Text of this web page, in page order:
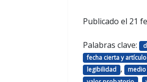
Publicado el 21
Palabras clave:
fecha cierta y
legibilidad ,